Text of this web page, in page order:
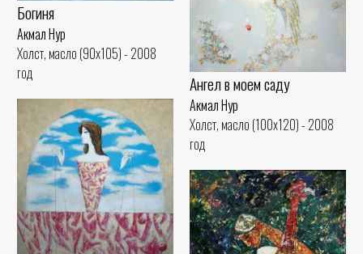
Богиня
Акмал Нур
Холст, масло (90x105) - 2008
год
Ангел в моем саду
Акмал Нур
Холст, масло (100x120) - 2008
год